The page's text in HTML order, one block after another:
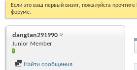
Если это ваш первый визит, пожалуйста прочтите
форуме.
dangtan291990
Junior Member
Найти сообщения